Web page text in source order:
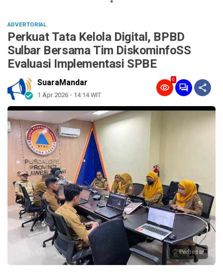
"
ADVERTORIAL
Perkuat Tata Kelola Digital, BPBD
Sulbar Bersama Tim DiskominfoSS
Evaluasi Implementasi SPBE
SuaraMandar
1 Apr 2026 - 14:14 WIT
0
Perbesar